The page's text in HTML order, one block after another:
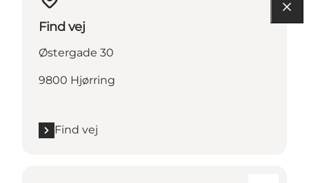
Find vej
Østergade 30
9800 Hjørring
Find vej